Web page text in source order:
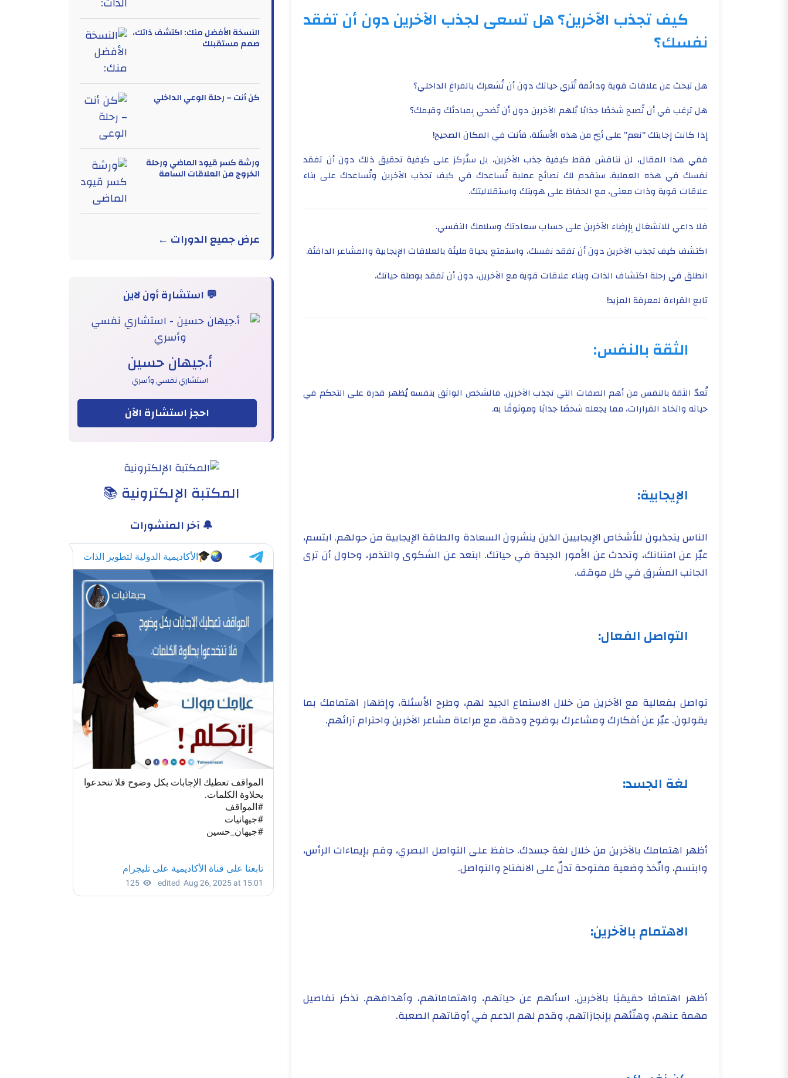
كيف تجذب الآخرين؟ هل تسعى لجذب الآخرين دون أن تفقد
نفسك؟
هل تبحث عن علاقات قوية ودائمة تُثري حياتك دون أن تُشعرك بالفراغ الداخلي؟
هل ترغب في أن تُصبح شخصًا جذابًا يُلهم الآخرين دون أن تُضحي بِمبادئك وقيمك؟
إذا كانت إجابتك "نعم" على أيّ من هذه الأسئلة، فأنت في المكان الصحيح!
ففي هذا المقال، لن نناقش فقط كيفية جذب الآخرين، بل سنُركز على كيفية تحقيق ذلك دون أن تفقد
نفسك في هذه العملية. سنقدم لك نصائح عملية تُساعدك في كيف تجذب الآخرين وتُساعدك على بناء
علاقات قوية وذات معنى، مع الحفاظ على هويتك واستقلاليتك.
فلا داعي للانشغال بِإرضاء الآخرين على حساب سعادتك وسلامك النفسي.
اكتشف كيف تجذب الآخرين دون أن تفقد نفسك، واستمتع بحياة مليئة بالعلاقات الإيجابية والمشاعر الدافئة.
انطلق في رحلة اكتشاف الذات وبناء علاقات قوية مع الآخرين، دون أن تفقد بوصلة حياتك.
تابع القراءة لمعرفة المزيد!
الثقة بالنفس:
تُعدّ الثقة بالنفس من أهم الصفات التي تجذب الآخرين. فالشخص الواثق بنفسه يُظهر قدرة على التحكم في
حياته واتخاذ القرارات، مما يجعله شخصًا جذابًا وموثوقًا به.
الإيجابية:
الناس ينجذبون للأشخاص الإيجابيين الذين ينشرون السعادة والطاقة الإيجابية من حولهم. ابتسم،
عبّر عن امتنانك، وتحدث عن الأمور الجيدة في حياتك. ابتعد عن الشكوى والتذمر، وحاول أن ترى
الجانب المشرق في كل موقف.
التواصل الفعال:
تواصل بفعالية مع الآخرين من خلال الاستماع الجيد لهم، وطرح الأسئلة، وإظهار اهتمامك بما
يقولون. عبّر عن أفكارك ومشاعرك بوضوح ودقة، مع مراعاة مشاعر الآخرين واحترام آرائهم.
لغة الجسد:
أظهر اهتمامك بالآخرين من خلال لغة جسدك. حافظ على التواصل البصري، وقم بإيماءات الرأس،
وابتسم، واتّخذ وضعية مفتوحة تدلّ على الانفتاح والتواصل.
الاهتمام بالآخرين:
أظهر اهتمامًا حقيقيًا بالآخرين. اسألهم عن حياتهم، واهتماماتهم، وأهدافهم. تذكر تفاصيل
مهمة عنهم، وهنّئهم بإنجازاتهم، وقدم لهم الدعم في أوقاتهم الصعبة.
النسخة الأفضل منك: اكتشف ذاتك،
صمم مستقبلك
كن أنت – رحلة الوعي الداخلي
ورشة كسر قيود الماضي ورحلة
الخروج من العلاقات السامة
عرض جميع الدورات ←
💬 استشارة أون لاين
أ.جيهان حسين
استشاري نفسي وأسري
احجز استشارة الآن
المكتبة الإلكترونية 📚
🔔 آخر المنشورات